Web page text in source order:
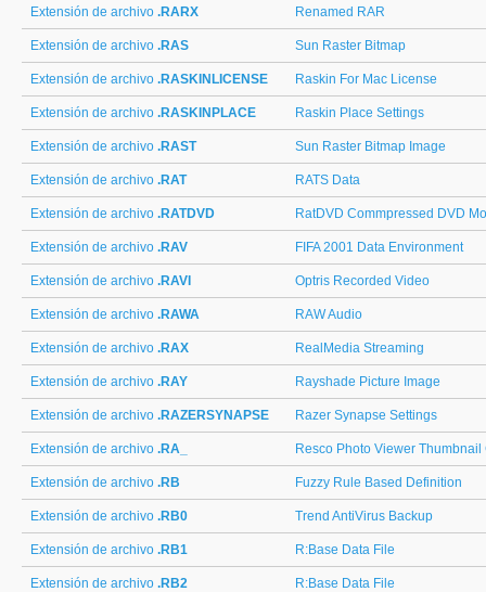
Extensión de archivo .RARX Renamed RAR
Extensión de archivo .RAS Sun Raster Bitmap
Extensión de archivo .RASKINLICENSE Raskin For Mac License
Extensión de archivo .RASKINPLACE Raskin Place Settings
Extensión de archivo .RAST Sun Raster Bitmap Image
Extensión de archivo .RAT RATS Data
Extensión de archivo .RATDVD RatDVD Commpressed DVD
Extensión de archivo .RAV FIFA 2001 Data Environment
Extensión de archivo .RAVI Optris Recorded Video
Extensión de archivo .RAWA RAW Audio
Extensión de archivo .RAX RealMedia Streaming
Extensión de archivo .RAY Rayshade Picture Image
Extensión de archivo .RAZERSYNAPSE Razer Synapse Settings
Extensión de archivo .RA_ Resco Photo Viewer Thumbnail
Extensión de archivo .RB Fuzzy Rule Based Definition
Extensión de archivo .RB0 Trend AntiVirus Backup
Extensión de archivo .RB1 R:Base Data File
Extensión de archivo .RB2 R:Base Data File